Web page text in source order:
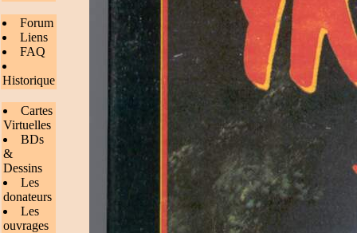
Forum
Liens
FAQ
Historique
Cartes
Virtuelles
BDs
&
Dessins
Les
donateurs
Les
ouvrages